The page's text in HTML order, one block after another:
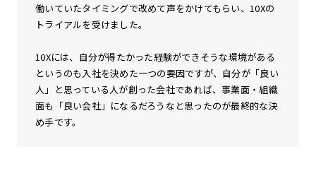
働いていたタイミングで改めて声をかけてもらい、10Xの
トライアルを受けました。
10Xには、自分が得たかった経験ができそうな環境がある
というのも入社を決めた一つの要因ですが、自分が「良い
人」と思っている人が創った会社であれば、事業面・組織
面も「良い会社」になるだろうなと思ったのが最終的な決
め手です。